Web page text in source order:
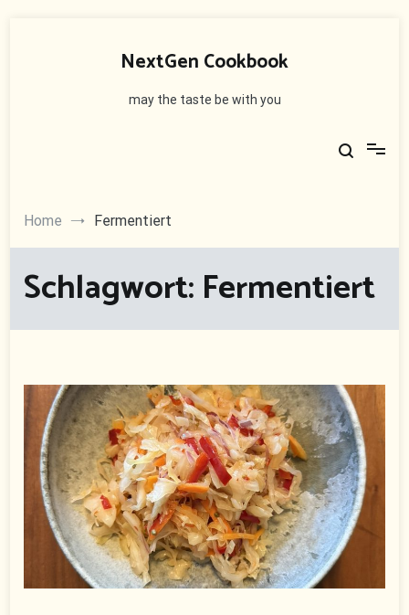
NextGen Cookbook
may the taste be with you
Home Fermentiert
Schlagwort: Fermentiert